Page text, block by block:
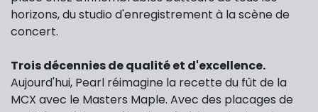
horizons, du studio d'enregistrement à la scène de
concert.
Trois décennies de qualité et d'excellence.
Aujourd'hui, Pearl réimagine la recette du fût de la
MCX avec le Masters Maple. Avec des placages de